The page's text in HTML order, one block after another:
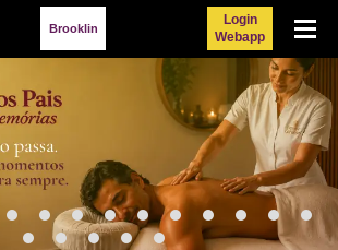
Login
WebappMenu
Brooklin